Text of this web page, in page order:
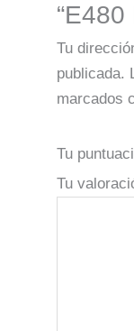
“E480
Tu
publicada.
marcados
Tu
Tu